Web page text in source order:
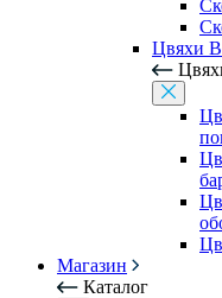
Цвяхи
Магазин
Каталог